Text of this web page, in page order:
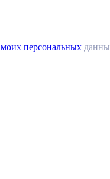
моих персональных